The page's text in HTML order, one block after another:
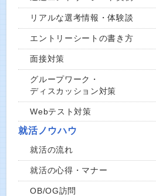
リアルな選考情報・体験談
エントリーシートの書き方
面接対策
グループワーク・
ディスカッション対策
Webテスト対策
就活ノウハウ
就活の流れ
就活の心得・マナー
OB/OG訪問